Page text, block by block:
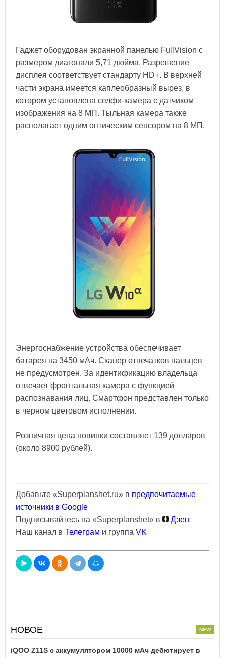
Гаджет оборудован экранной панелью FullVision с
размером диагонали 5,71 дюйма. Разрешение
дисплея соответствует стандарту HD+. В верхней
части экрана имеется каплеобразный вырез, в
котором установлена селфи-камера с датчиком
изображения на 8 МП. Тыльная камера также
располагает одним оптическим сенсором на 8 МП.
Энергоснабжение устройства обеспечивает
батарея на 3450 мАч. Сканер отпечатков пальцев
не предусмотрен. За идентификацию владельца
отвечает фронтальная камера с функцией
распознавания лиц. Смартфон представлен только
в черном цветовом исполнении.
Розничная цена новинки составляет 139 долларов
(около 8900 рублей).
Добавьте «Superplanshet.ru» в предпочитаемые
источники в Google
Подписывайтесь на «Superplanshet» в
Дзен
Наш канал в Телеграм и группа VK
НОВОЕ
iQOO Z11S с аккумулятором 10000 мАч дебютирует в